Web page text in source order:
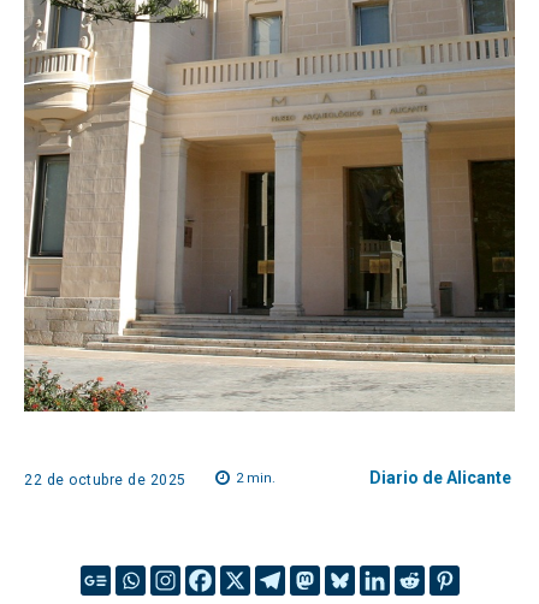
22 de octubre de 2025 2min. Diario de Alicante